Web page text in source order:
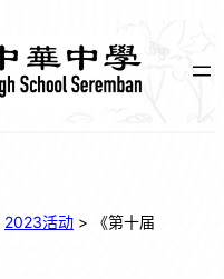
2023活动 >
《第十届